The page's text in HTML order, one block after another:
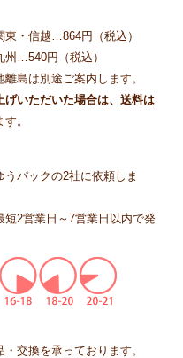
東・信越…864円（税込）
州…540円（税込）
島は別途ご案内します。
げいただいた場合は、送料は
。
パックの2社に依頼しま
短2営業日～7営業日以内で発
交換を承っております。